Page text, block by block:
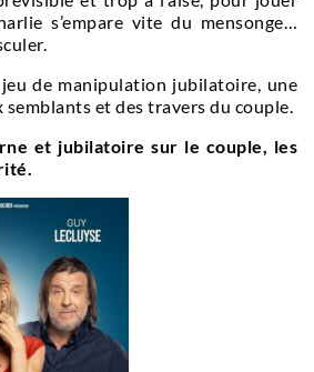
s’empare vite du mensonge…
de manipulation jubilatoire, une
et des travers du couple.
et jubilatoire sur le couple, les